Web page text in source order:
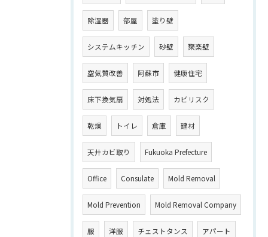
除湿器 部屋 塗り壁
システムキッチン 砂壁 聚楽壁
空気質改善 阿蘇市 健康住宅
床下換気扇 対処法 カビリスク
乾燥 トイレ 倉庫 建材
天井カビ取り Fukuoka Prefecture
Office Consulate Mold Removal
Mold Prevention Mold Removal Company
服 洋服 チェストタンス アパート